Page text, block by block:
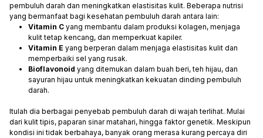
pembuluh darah dan meningkatkan elastisitas kulit. Beberapa nutrisi
yang bermanfaat bagi kesehatan pembuluh darah antara lain:
Vitamin C yang membantu dalam produksi kolagen, menjaga
kulit tetap kencang, dan memperkuat kapiler.
Vitamin E yang berperan dalam menjaga elastisitas kulit dan
memperbaiki sel yang rusak.
Bioflavonoid yang ditemukan dalam buah beri, teh hijau, dan
sayuran hijau untuk meningkatkan kekuatan dinding pembuluh
darah.
Itulah dia berbagai penyebab pembuluh darah di wajah terlihat. Mulai
dari kulit tipis, paparan sinar matahari, hingga faktor genetik. Meskipun
kondisi ini tidak berbahaya, banyak orang merasa kurang percaya diri